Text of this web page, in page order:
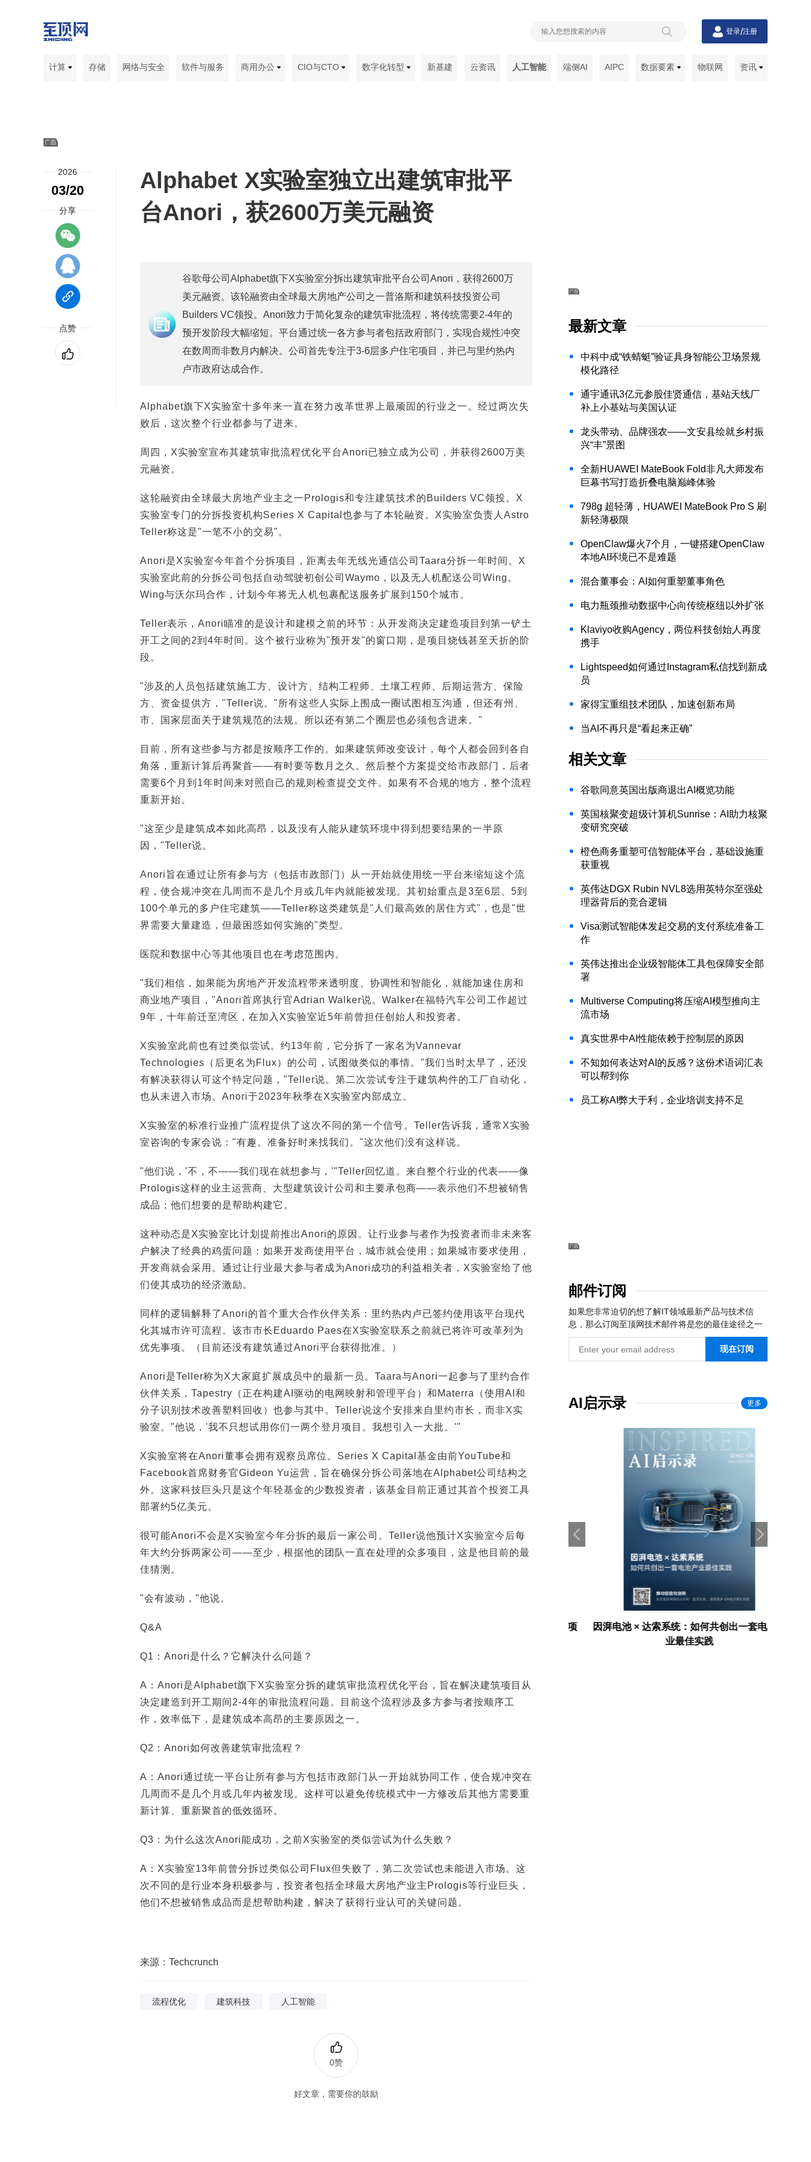
登录/注册
计算 存储 网络与安全 软件与服务 商用办公 CIO与CTO 数字化转型 新基建 云资讯 人工智能 端侧AI AIPC 数据要素 物联网 资讯
Alphabet X实验室独立出建筑审批平
台Anori，获2600万美元融资
谷歌母公司Alphabet旗下X实验室分拆出建筑审批平台公司Anori，获得2600万
美元融资。该轮融资由全球最大房地产公司之一普洛斯和建筑科技投资公司
Builders VC领投。Anori致力于简化复杂的建筑审批流程，将传统需要2-4年的
预开发阶段大幅缩短。平台通过统一各方参与者包括政府部门，实现合规性冲突
在数周而非数月内解决。公司首先专注于3-6层多户住宅项目，并已与里约热内
卢市政府达成合作。
Alphabet旗下X实验室十多年来一直在努力改革世界上最顽固的行业之一。经过两次失
败后，这次整个行业都参与了进来。
周四，X实验室宣布其建筑审批流程优化平台Anori已独立成为公司，并获得2600万美
元融资。
这轮融资由全球最大房地产业主之一Prologis和专注建筑技术的Builders VC领投。X
实验室专门的分拆投资机构Series X Capital也参与了本轮融资。X实验室负责人Astro
Teller称这是"一笔不小的交易"。
Anori是X实验室今年首个分拆项目，距离去年无线光通信公司Taara分拆一年时间。X
实验室此前的分拆公司包括自动驾驶初创公司Waymo，以及无人机配送公司Wing。
Wing与沃尔玛合作，计划今年将无人机包裹配送服务扩展到150个城市。
Teller表示，Anori瞄准的是设计和建模之前的环节：从开发商决定建造项目到第一铲土
开工之间的2到4年时间。这个被行业称为"预开发"的窗口期，是项目烧钱甚至夭折的阶
段。
"涉及的人员包括建筑施工方、设计方、结构工程师、土壤工程师、后期运营方、保险
方、资金提供方，"Teller说。"所有这些人实际上围成一圈试图相互沟通，但还有州、
市、国家层面关于建筑规范的法规。所以还有第二个圈层也必须包含进来。"
目前，所有这些参与方都是按顺序工作的。如果建筑师改变设计，每个人都会回到各自
角落，重新计算后再聚首——有时要等数月之久。然后整个方案提交给市政部门，后者
需要6个月到1年时间来对照自己的规则检查提交文件。如果有不合规的地方，整个流程
重新开始。
"这至少是建筑成本如此高昂，以及没有人能从建筑环境中得到想要结果的一半原
因，"Teller说。
Anori旨在通过让所有参与方（包括市政部门）从一开始就使用统一平台来缩短这个流
程，使合规冲突在几周而不是几个月或几年内就能被发现。其初始重点是3至6层、5到
100个单元的多户住宅建筑——Teller称这类建筑是"人们最高效的居住方式"，也是"世
界需要大量建造，但最困惑如何实施的"类型。
医院和数据中心等其他项目也在考虑范围内。
"我们相信，如果能为房地产开发流程带来透明度、协调性和智能化，就能加速住房和
商业地产项目，"Anori首席执行官Adrian Walker说。Walker在福特汽车公司工作超过
9年，十年前迁至湾区，在加入X实验室近5年前曾担任创始人和投资者。
X实验室此前也有过类似尝试。约13年前，它分拆了一家名为Vannevar
Technologies（后更名为Flux）的公司，试图做类似的事情。"我们当时太早了，还没
有解决获得认可这个特定问题，"Teller说。第二次尝试专注于建筑构件的工厂自动化，
也从未进入市场。Anori于2023年秋季在X实验室内部成立。
X实验室的标准行业推广流程提供了这次不同的第一个信号。Teller告诉我，通常X实验
室咨询的专家会说："有趣。准备好时来找我们。"这次他们没有这样说。
"他们说，'不，不——我们现在就想参与，'"Teller回忆道。来自整个行业的代表——像
Prologis这样的业主运营商、大型建筑设计公司和主要承包商——表示他们不想被销售
成品；他们想要的是帮助构建它。
这种动态是X实验室比计划提前推出Anori的原因。让行业参与者作为投资者而非未来客
户解决了经典的鸡蛋问题：如果开发商使用平台，城市就会使用；如果城市要求使用，
开发商就会采用。通过让行业最大参与者成为Anori成功的利益相关者，X实验室给了他
们使其成功的经济激励。
同样的逻辑解释了Anori的首个重大合作伙伴关系：里约热内卢已签约使用该平台现代
化其城市许可流程。该市市长Eduardo Paes在X实验室联系之前就已将许可改革列为
优先事项。（目前还没有建筑通过Anori平台获得批准。）
Anori是Teller称为X大家庭扩展成员中的最新一员。Taara与Anori一起参与了里约合作
伙伴关系，Tapestry（正在构建AI驱动的电网映射和管理平台）和Materra（使用AI和
分子识别技术改善塑料回收）也参与其中。Teller说这个安排来自里约市长，而非X实
验室。"他说，'我不只想试用你们一两个登月项目。我想引入一大批。'"
X实验室将在Anori董事会拥有观察员席位。Series X Capital基金由前YouTube和
Facebook首席财务官Gideon Yu运营，旨在确保分拆公司落地在Alphabet公司结构之
外。这家科技巨头只是这个年轻基金的少数投资者，该基金目前正通过其首个投资工具
部署约5亿美元。
很可能Anori不会是X实验室今年分拆的最后一家公司。Teller说他预计X实验室今后每
年大约分拆两家公司——至少，根据他的团队一直在处理的众多项目，这是他目前的最
佳猜测。
"会有波动，"他说。
Q&A
Q1：Anori是什么？它解决什么问题？
A：Anori是Alphabet旗下X实验室分拆的建筑审批流程优化平台，旨在解决建筑项目从
决定建造到开工期间2-4年的审批流程问题。目前这个流程涉及多方参与者按顺序工
作，效率低下，是建筑成本高昂的主要原因之一。
Q2：Anori如何改善建筑审批流程？
A：Anori通过统一平台让所有参与方包括市政部门从一开始就协同工作，使合规冲突在
几周而不是几个月或几年内被发现。这样可以避免传统模式中一方修改后其他方需要重
新计算、重新聚首的低效循环。
Q3：为什么这次Anori能成功，之前X实验室的类似尝试为什么失败？
A：X实验室13年前曾分拆过类似公司Flux但失败了，第二次尝试也未能进入市场。这
次不同的是行业本身积极参与，投资者包括全球最大房地产业主Prologis等行业巨头，
他们不想被销售成品而是想帮助构建，解决了获得行业认可的关键问题。
来源：Techcrunch
流程优化 建筑科技 人工智能
0赞
好文章，需要你的鼓励
2026
03/20
分享
点赞 最新文章
中科中成“铁蜻蜓”验证具身智能公卫场景规
模化路径
通宇通讯3亿元参股佳贤通信，基站天线厂
补上小基站与美国认证
龙头带动、品牌强农——文安县绘就乡村振
兴“丰”景图
全新HUAWEI MateBook Fold非凡大师发布
巨幕书写打造折叠电脑巅峰体验
798g 超轻薄，HUAWEI MateBook Pro S 刷
新轻薄极限
OpenClaw爆火7个月，一键搭建OpenClaw
本地AI环境已不是难题
混合董事会：AI如何重塑董事角色
电力瓶颈推动数据中心向传统枢纽以外扩张
Klaviyo收购Agency，两位科技创始人再度
携手
Lightspeed如何通过Instagram私信找到新成
员
家得宝重组技术团队，加速创新布局
当AI不再只是“看起来正确”
相关文章
谷歌同意英国出版商退出AI概览功能
英国核聚变超级计算机Sunrise：AI助力核聚
变研究突破
橙色商务重塑可信智能体平台，基础设施重
获重视
英伟达DGX Rubin NVL8选用英特尔至强处
理器背后的竞合逻辑
Visa测试智能体发起交易的支付系统准备工
作
英伟达推出企业级智能体工具包保障安全部
署
Multiverse Computing将压缩AI模型推向主
流市场
真实世界中AI性能依赖于控制层的原因
不知如何表达对AI的反感？这份术语词汇表
可以帮到你
员工称AI弊大于利，企业培训支持不足
邮件订阅
如果您非常迫切的想了解IT领域最新产品与技术信
息，那么订阅至顶网技术邮件将是您的最佳途径之一
现在订阅
AI启示录 更多
实世界之后：安全、健康与产业的新
因湃电池 × 达索系统：如何共创出一套电池产
业最佳实践